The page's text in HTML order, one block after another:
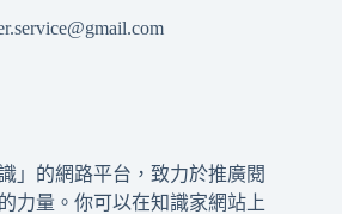
」的網路平台，致力於推廣閱
力量。你可以在知識家網站上